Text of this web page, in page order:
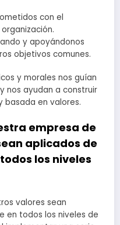
con el
y apoyándonos
objetivos comunes.
y morales nos guían
nos ayudan a construir
basada en valores.
empresa de
aplicados de
los niveles
valores sean
en todos los niveles de